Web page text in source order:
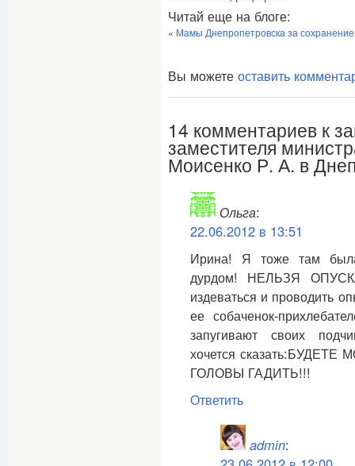
Читай еще на блоге:
« Мамы Днепропетровска за
Вы можете оставить
14 комментариев к
заместителя
Моисенко Р. А. в
Ольга:
22.06.2012 в 13:51
Ирина! Я тоже там
дурдом! НЕЛЬЗЯ
издеваться и проводить
ее собаченок-
запугивают своих
хочется
ГОЛОВЫ ГАДИТЬ!!!
Ответить
admin: